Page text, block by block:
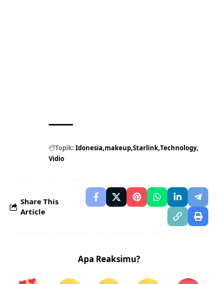
Topik: Idonesia makeup Starlink Technology
Vidio
Share This
Article
Apa Reaksimu?